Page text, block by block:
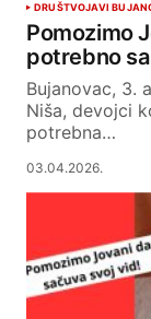
DRUŠTVOJAVI
Pomozimo
potrebno
Bujanovac, 3.
Niša, devojci
potrebna…
03.04.2026.